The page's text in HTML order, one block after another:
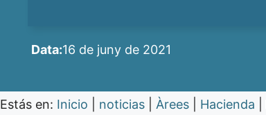
Data:16 de juny de 2021
Estás en: Inicio noticias Àrees Hacienda